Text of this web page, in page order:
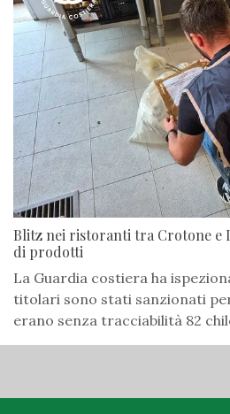
Blitz nei ristoranti tra Crotone e
di prodotti
La Guardia costiera ha
titolari sono stati sanzionati
erano senza tracciabilità 82